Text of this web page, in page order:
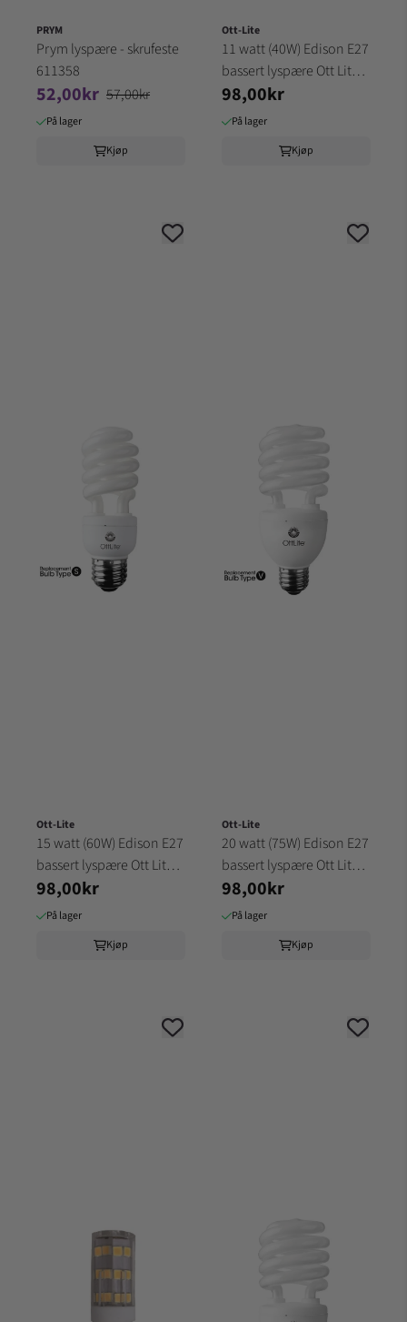
PRYM
Prym lyspære - skrufeste
611358
52,00kr 57,00kr
På lager
Kjøp
Ott-Lite
11 watt (40W) Edison E27
bassert lyspære Ott Lite
(30B5)
98,00kr
På lager
Kjøp
Ott-Lite
15 watt (60W) Edison E27
bassert lyspære Ott Lite
(32B3)
98,00kr
På lager
Kjøp
Ott-Lite
20 watt (75W) Edison E27
bassert lyspære Ott Lite
(34B4)
98,00kr
På lager
Kjøp